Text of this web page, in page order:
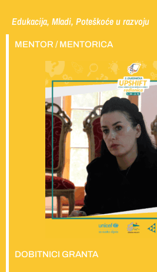
Edukacija, Mladi, Poteškoće u razvoju
MENTOR / MENTORICA
DOBITNICI GRANTA